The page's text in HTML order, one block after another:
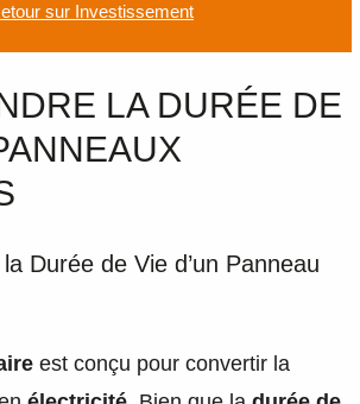
sur Investissement
LA DURÉE DE
Durée de Vie d’un Panneau
est conçu pour convertir la